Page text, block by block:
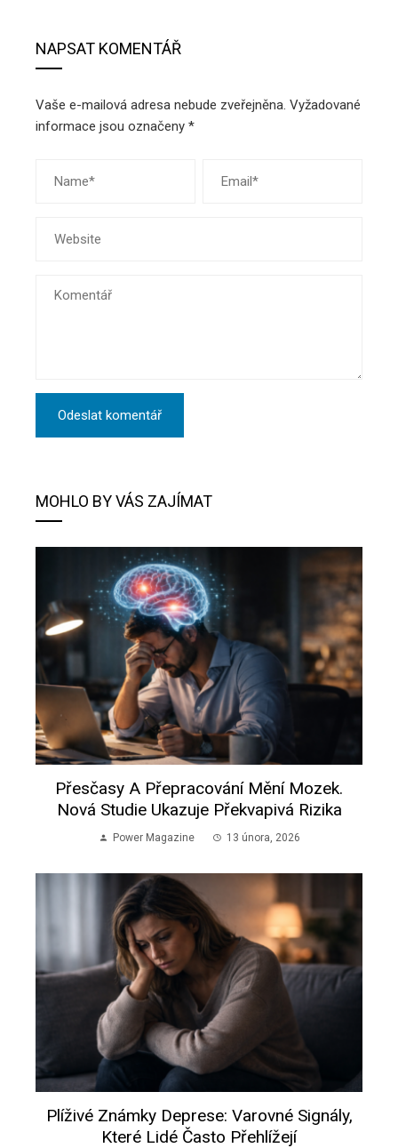
NAPSAT KOMENTÁŘ
Vaše e-mailová adresa nebude zveřejněna. Vyžadované
informace jsou označeny *
MOHLO BY VÁS ZAJÍMAT
Přesčasy A Přepracování Mění Mozek.
Nová Studie Ukazuje Překvapivá Rizika
Power Magazine 13 února, 2026
Plíživé Známky Deprese: Varovné Signály,
Které Lidé Často Přehlížejí